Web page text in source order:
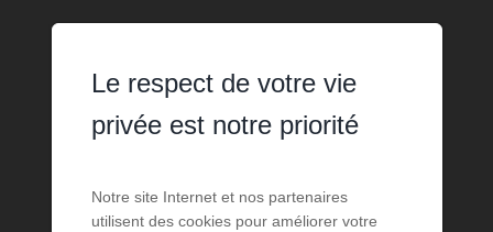
Le respect de votre vie
privée est notre priorité
Notre site Internet et nos partenaires
utilisent des cookies pour améliorer votre